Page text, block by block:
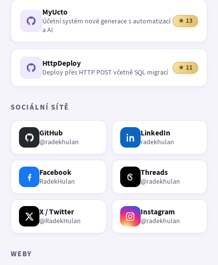
MyUcto
Účetní systém nové generace s automatizací
a AI
★ 13
HttpDeploy
Deploy přes HTTP POST včetně SQL migrací
★ 11
SOCIÁLNÍ SÍTĚ
GitHub
@radekhulan
LinkedIn
radekhulan
Facebook
RadekHulan
Threads
@radekhulan
X / Twitter
@RadekHulan
Instagram
@radekhulan
WEBY